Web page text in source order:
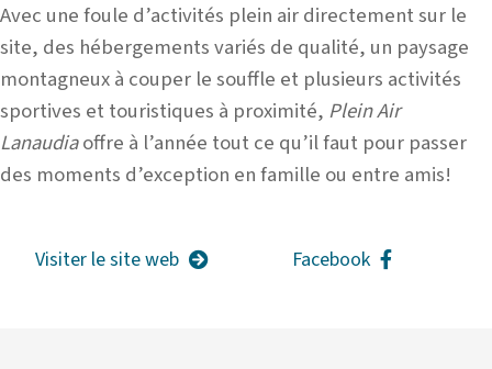
Avec une foule d’activités plein air directement sur le
site, des hébergements variés de qualité, un paysage
montagneux à couper le souffle et plusieurs activités
sportives et touristiques à proximité, Plein Air
Lanaudiaoffre à l’année tout ce qu’il faut pour passer
des moments d’exception en famille ou entre amis!
Visiter le site web Facebook